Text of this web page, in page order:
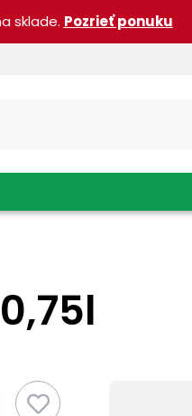
sklade. Pozrieť ponuku